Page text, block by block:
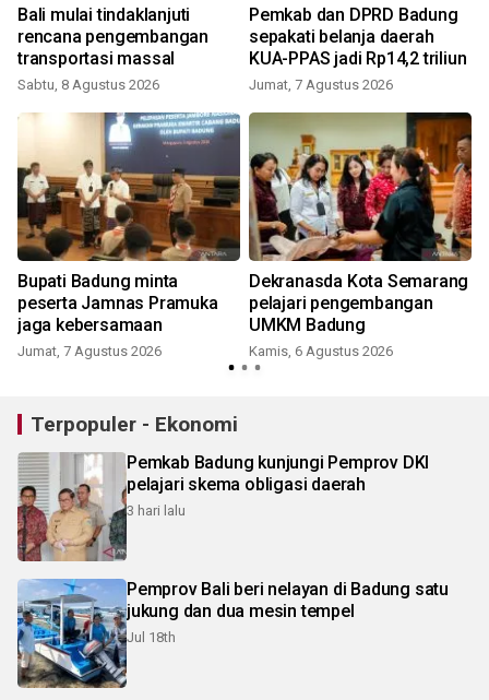
Bali mulai tindaklanjuti
rencana pengembangan
transportasi massal
Sabtu, 8 Agustus 2026
Pemkab dan DPRD Badung
sepakati belanja daerah
KUA-PPAS jadi Rp14,2 triliun
Jumat, 7 Agustus 2026
Bupati Badung minta
peserta Jamnas Pramuka
jaga kebersamaan
Jumat, 7 Agustus 2026
Dekranasda Kota Semarang
pelajari pengembangan
UMKM Badung
Kamis, 6 Agustus 2026
Terpopuler - Ekonomi
Pemkab Badung kunjungi Pemprov DKI
pelajari skema obligasi daerah
3 hari lalu
Pemprov Bali beri nelayan di Badung satu
jukung dan dua mesin tempel
Jul 18th